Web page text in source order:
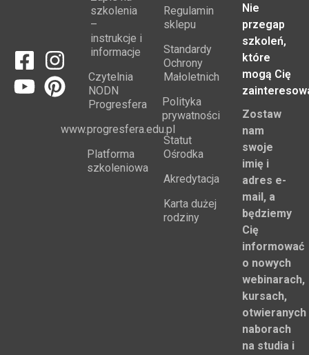
szkolenia
–
instrukcje i
informacje
Czytelnia
NODN
Progresfera
www.progresfera.edu.pl
Platforma
szkoleniowa
Regulamin
sklepu
Standardy
Ochrony
Małoletnich
Polityka
prywatności
Statut
Ośrodka
Akredytacja
Karta dużej
rodziny
Nie
przegap
szkoleń,
które
mogą Cię
Zostaw
nam
swoje
imię i
adres e-
mail, a
będziemy
Cię
informować
o nowych
webinarach,
kursach,
otwieranych
naborach
na studia i